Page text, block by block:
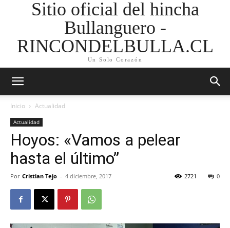
Sitio oficial del hincha
Bullanguero -
RINCONDELBULLA.CL
Un Solo Corazón
Inicio Actualidad
Actualidad
Hoyos: «Vamos a pelear
hasta el último”
Por Cristian Tejo - 4 diciembre, 2017 0
2721